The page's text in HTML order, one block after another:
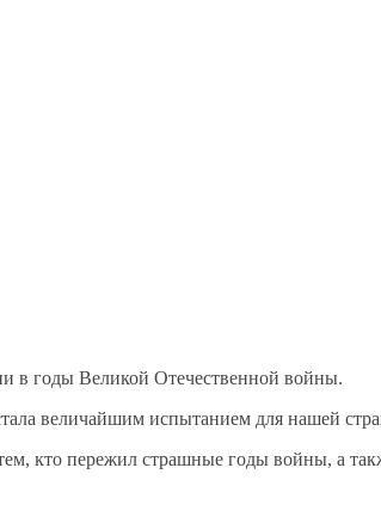
в годы Великой Отечественной войны.
величайшим испытанием для нашей
кто пережил страшные годы войны, а